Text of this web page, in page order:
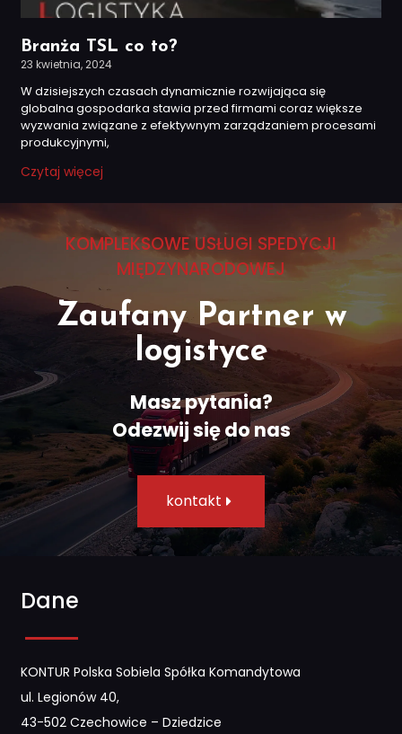
Branża TSL co to?
23 kwietnia, 2024
W dzisiejszych czasach dynamicznie rozwijająca się
globalna gospodarka stawia przed firmami coraz większe
wyzwania związane z efektywnym zarządzaniem procesami
produkcyjnymi,
Czytaj więcej
KOMPLEKSOWE USŁUGI SPEDYCJI
MIĘDZYNARODOWEJ
Zaufany Partner w
logistyce
Masz pytania?
Odezwij się do nas​
kontakt
Dane
KONTUR Polska Sobiela Spółka Komandytowa
ul. Legionów 40,
43-502 Czechowice – Dziedzice